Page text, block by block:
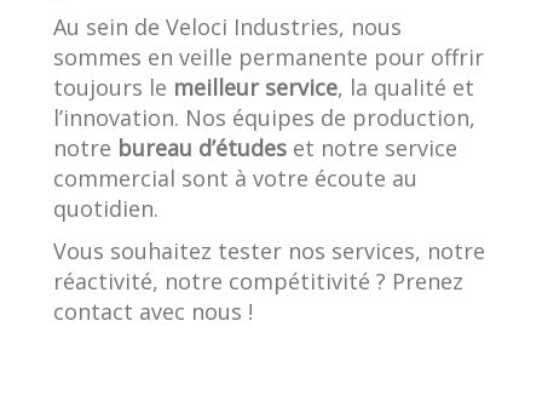
Au sein de Veloci Industries, nous
sommes en veille permanente pour offrir
toujours le meilleur service, la qualité et
l’innovation. Nos équipes de production,
notre bureau d’études et notre service
commercial sont à votre écoute au
quotidien.
Vous souhaitez tester nos services, notre
réactivité, notre compétitivité ? Prenez
contact avec nous !